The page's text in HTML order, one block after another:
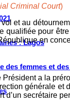
: Lagos
des femmes et
Criminal Court)
et au
qualifiée pour
en
Président a la
générale et
d’un secrétaire